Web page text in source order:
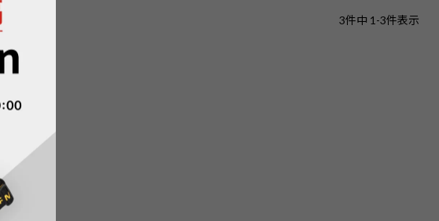
3件中 1 -3件表示